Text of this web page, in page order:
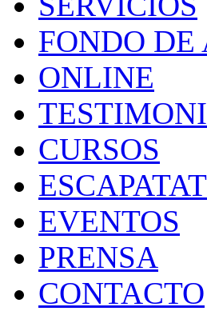
FONDO
ONLINE
CURSOS
EVENTOS
PRENSA
CONTACTO